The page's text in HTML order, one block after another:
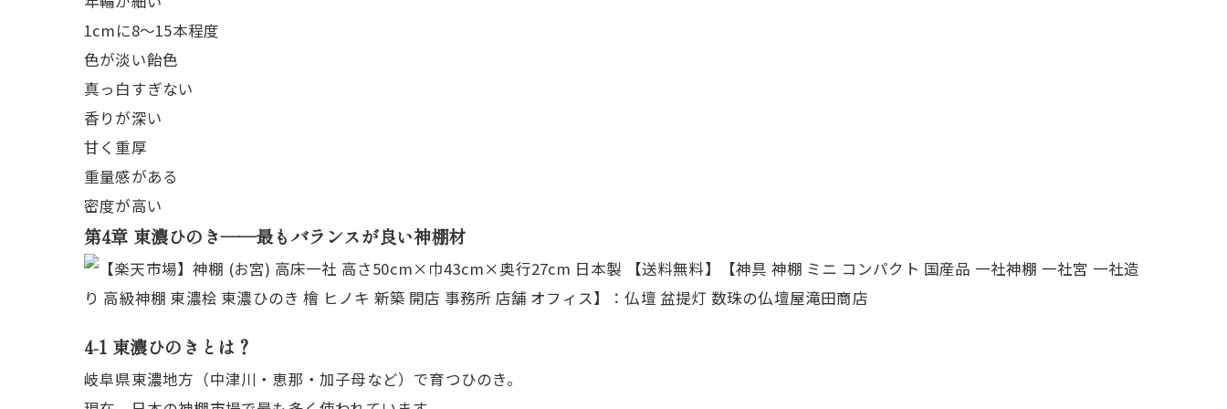
1cmに8〜15本程度
色が淡い飴色
真っ白すぎない
香りが深い
甘く重厚
重量感がある
密度が高い
第4章 東濃ひのき――最もバランスが良い神棚材
4-1 東濃ひのきとは？
岐阜県東濃地方（中津川・恵那・加子母など）で育つひのき。